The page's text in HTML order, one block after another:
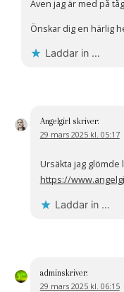
Även jag är med på
Önskar dig en härlig
Laddar in …
Angelgirl skriver:
29 mars 2025 kl. 05:17
Ursäkta jag glömde
https://
Laddar in …
adminskriver:
29 mars 2025 kl. 06:15